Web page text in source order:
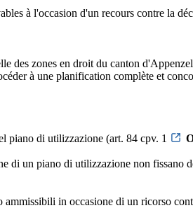
à l'occasion d'un recours contre la
des zones en droit du canton
à une planification complète et
piano di utilizzazione (art. 84 cpv. 1
di un piano di utilizzazione non
in occasione di un ricorso